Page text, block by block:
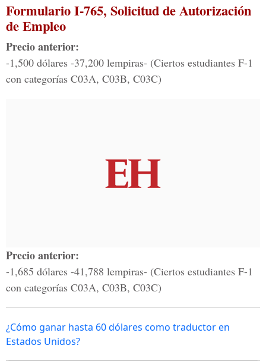
Formulario I-765, Solicitud de Autorización
de Empleo
Precio anterior:
-1,500 dólares -37,200 lempiras- (Ciertos estudiantes F-1
con categorías C03A, C03B, C03C)
Precio anterior:
-1,685 dólares -41,788 lempiras- (Ciertos estudiantes F-1
con categorías C03A, C03B, C03C)
¿Cómo ganar hasta 60 dólares como traductor en
Estados Unidos?